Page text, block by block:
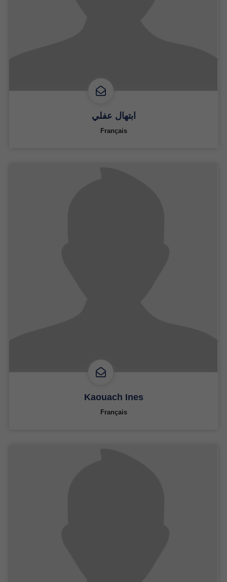
ابتهال عفلي
Français
Kaouach Ines
Français